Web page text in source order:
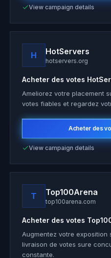
View campaign details
H HotServers
hotservers.org
Acheter des votes
Ameliorez votre placement
votes fiables et regardez
Acheter des
View campaign details
T Top100Arena
top100arena.com
Acheter des votes
Augmentez votre exposition
livraison de votes sure
constante.